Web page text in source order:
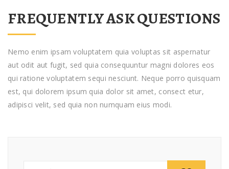
FREQUENTLY ASK QUESTIONS
Nemo enim ipsam voluptatem quia voluptas sit aspernatur
aut odit aut fugit, sed quia consequuntur magni dolores eos
qui ratione voluptatem sequi nesciunt. Neque porro quisquam
est, qui dolorem ipsum quia dolor sit amet, consect etur,
adipisci velit, sed quia non numquam eius modi.